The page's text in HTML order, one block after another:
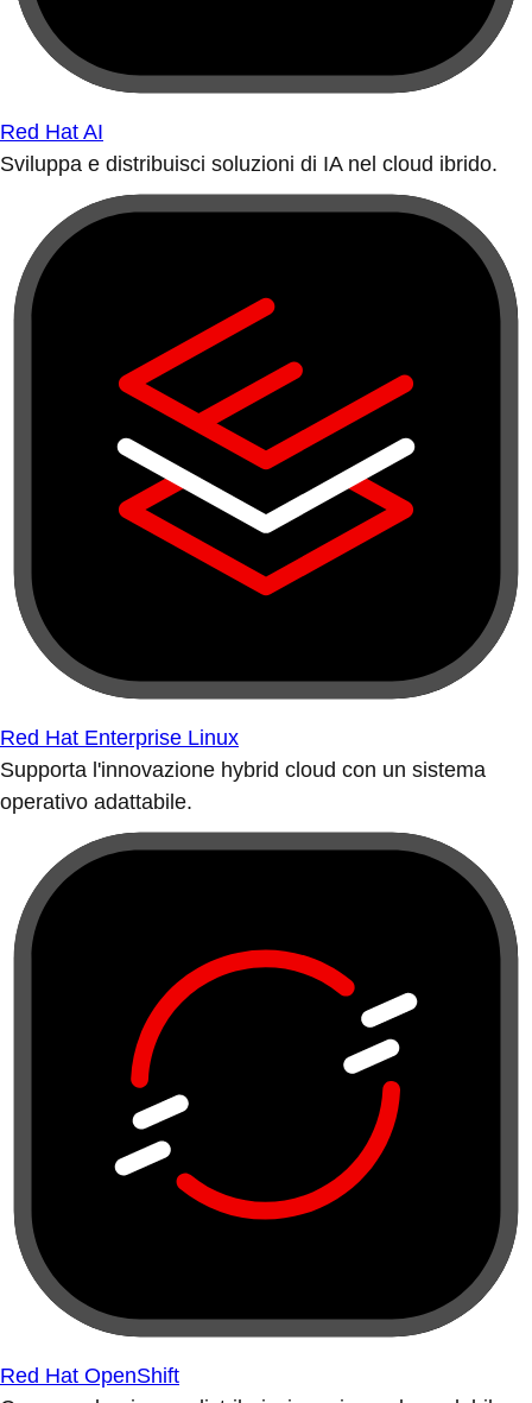
Red Hat AI
Sviluppa e distribuisci soluzioni di IA nel cloud ibrido.
Red Hat Enterprise Linux
Supporta l'innovazione hybrid cloud con un sistema
operativo adattabile.
Red Hat OpenShift